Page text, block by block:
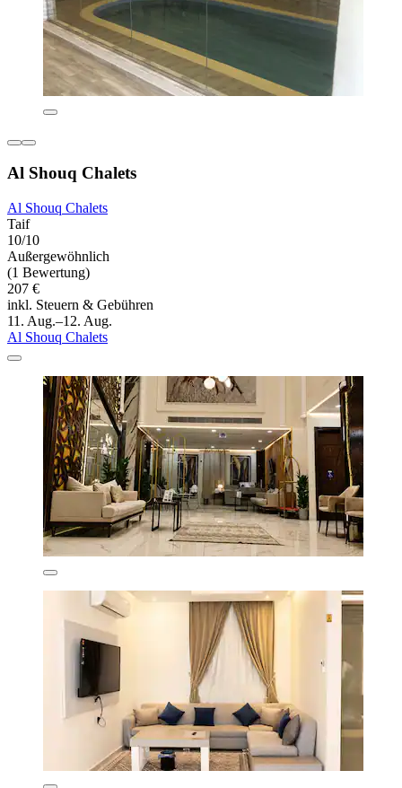
Al Shouq Chalets
Al Shouq Chalets
Taif
10/10
Außergewöhnlich
(1 Bewertung)
207 €
inkl. Steuern & Gebühren
11. Aug.–12. Aug.
Al Shouq Chalets